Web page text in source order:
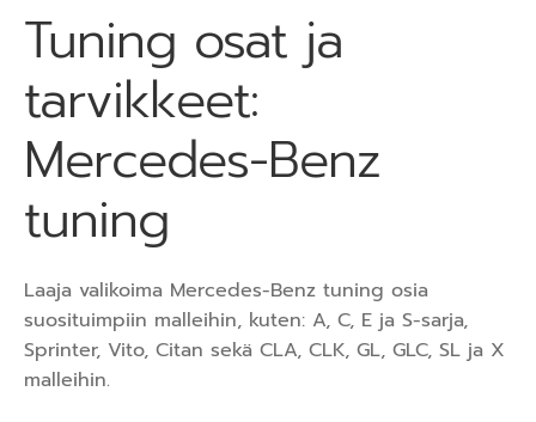
Tuning osat ja
tarvikkeet:
Mercedes-Benz
tuning
Laaja valikoima Mercedes-Benz tuning osia
suosituimpiin malleihin, kuten: A, C, E ja S-sarja,
Sprinter, Vito, Citan sekä CLA, CLK, GL, GLC, SL ja X
malleihin.